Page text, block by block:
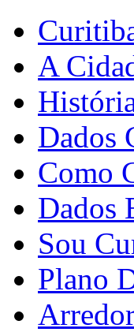
A
Dados
Como
Dados
Sou
Plano